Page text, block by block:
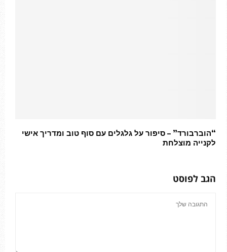
“הוברבורד” – סיפור על גלגלים עם סוף טוב ומדריך אישי
לקנייה מוצלחת
הגב לפוסט